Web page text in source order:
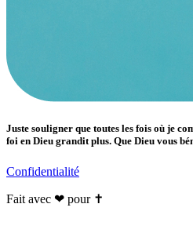
Juste souligner que toutes les fois où je
foi en Dieu grandit plus. Que Dieu vous
Confidentialité
Fait avec ❤ pour ✝️️